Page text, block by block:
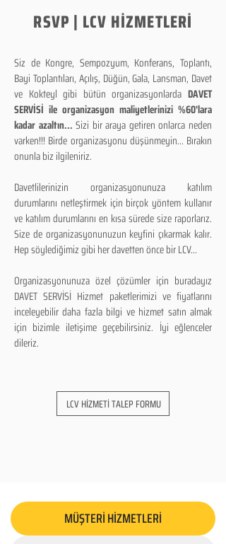
RSVP | LCV HİZMETLERİ
Siz de Kongre, Sempozyum, Konferans, Toplantı,
Bayi Toplantıları, Açılış, Düğün, Gala, Lansman, Davet
ve Kokteyl gibi bütün organizasyonlarda DAVET
SERVİSİ ile organizasyon maliyetlerinizi %60'lara
kadar azaltın...Sizi bir araya getiren onlarca neden
varken!!! Birde organizasyonu düşünmeyin... Bırakın
onunla biz ilgileniriz.
Davetlilerinizin organizasyonunuza katılım
durumlarını netleştirmek için birçok yöntem kullanır
ve katılım durumlarını en kısa sürede size raporlarız.
Size de organizasyonunuzun keyfini çıkarmak kalır.
Hep söylediğimiz gibi her davetten önce bir LCV...
Organizasyonunuza özel çözümler için buradayız
DAVET SERVİSİ Hizmet paketlerimizi ve fiyatlarını
inceleyebilir daha fazla bilgi ve hizmet satın almak
için bizimle iletişime geçebilirsiniz. İyi eğlenceler
dileriz.
LCV HİZMETİ TALEP FORMU
MÜŞTERİ HİZMETLERİ